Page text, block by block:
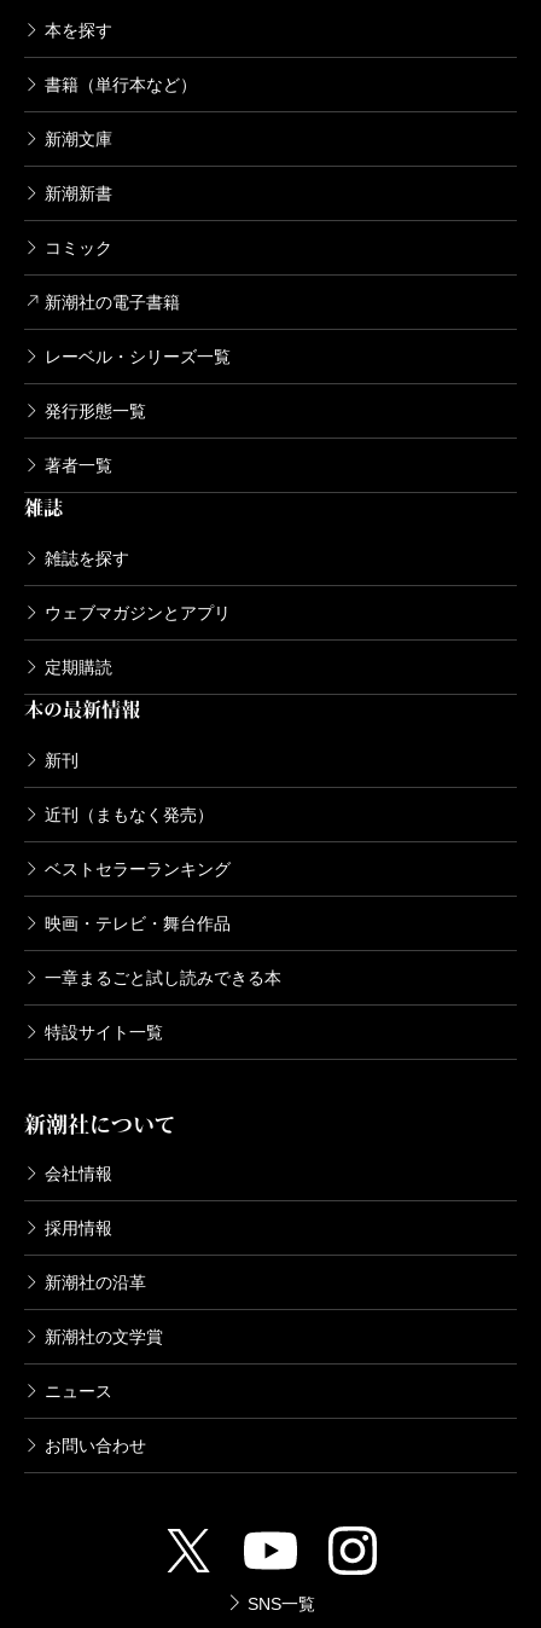
本を探す
書籍（単行本など）
新潮文庫
新潮新書
コミック
新潮社の電子書籍
レーベル・シリーズ一覧
発行形態一覧
著者一覧
雑誌
雑誌を探す
ウェブマガジンとアプリ
定期購読
本の最新情報
新刊
近刊（まもなく発売）
ベストセラーランキング
映画・テレビ・舞台作品
一章まるごと試し読みできる本
特設サイト一覧
新潮社について
会社情報
採用情報
新潮社の沿革
新潮社の文学賞
ニュース
お問い合わせ
SNS一覧